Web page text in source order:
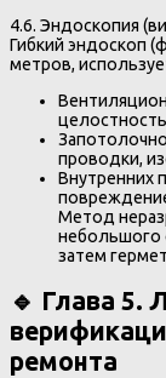
4.6. Эндоскопия
Гибкий эндоскоп
метров,
проводки,
Внутренних
Метод
небольшого
затем
🔹 Глава 5.
ремонта